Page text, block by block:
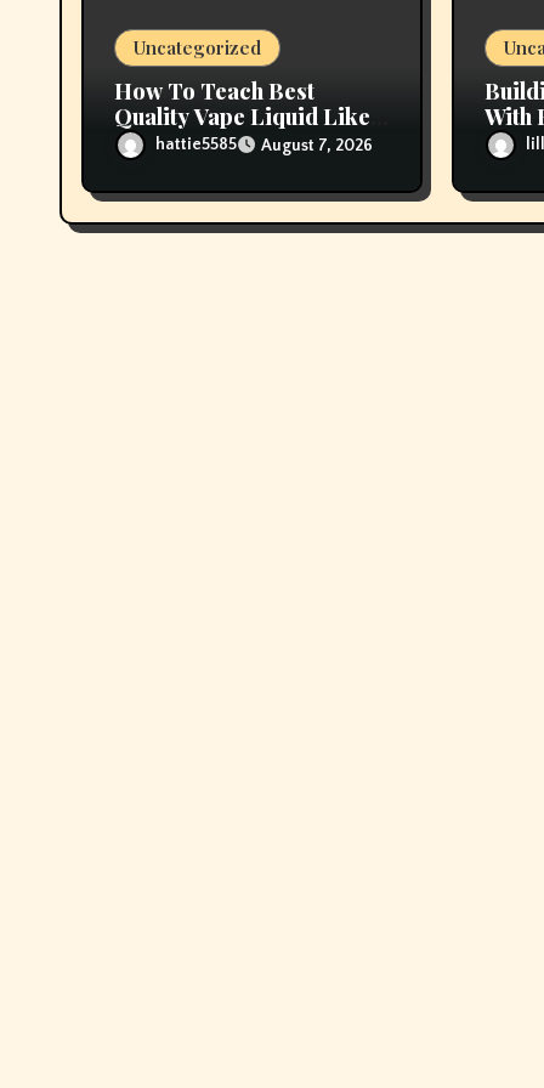
Uncategorized
How To Teach Best
Quality Vape Liquid Like A
Professional
hattie5585 August 7, 2026
With
Vape